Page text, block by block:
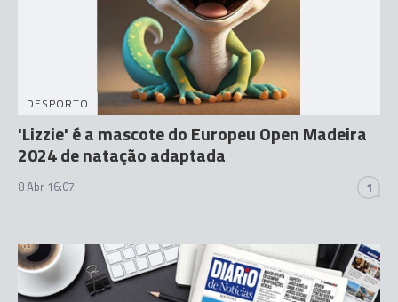
DESPORTO
'Lizzie' é a mascote do Europeu Open Madeira
2024 de natação adaptada
8 Abr 16:07 1